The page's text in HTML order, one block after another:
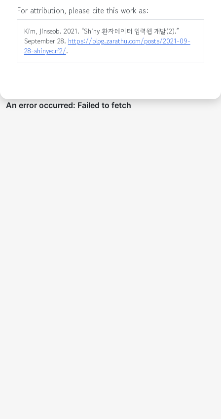
For attribution, please cite this work as:
Kim, Jinseob. 2021. “Shiny 환자데이터 입력웹 개발(2).”
September 28. https://blog.zarathu.com/posts/2021-09-
28-shinyecrf2/.